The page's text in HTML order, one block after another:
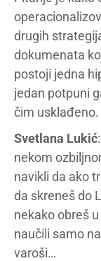
drugih
dokumenata
postoji jedna
jedan potpuni
čim usklađeno.
Svetlana Lukić
nekom
navikli da ako
da skreneš do
nekako obreš
naučili samo
varoši…